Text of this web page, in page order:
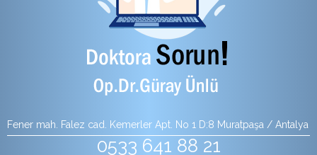
Fener mah. Falez cad. Kemerler Apt. No 1 D:8 Muratpaşa / Antalya
0533 641 88 21